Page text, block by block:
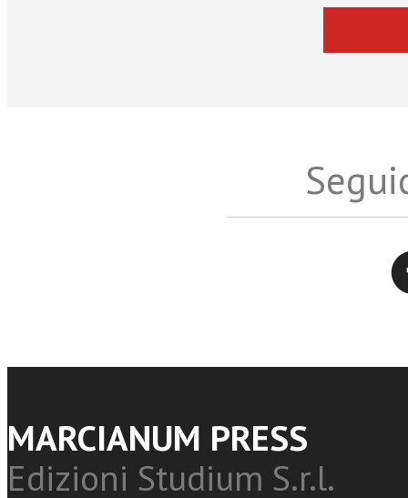
MARCIANUM PRESS
Edizioni Studium S.r.l.